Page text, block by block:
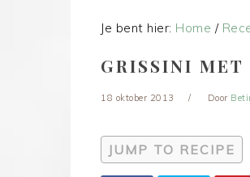
Je bent hier: Home /
GRISSINI MET
18 oktober 2013 Door
JUMP TO RECIPE